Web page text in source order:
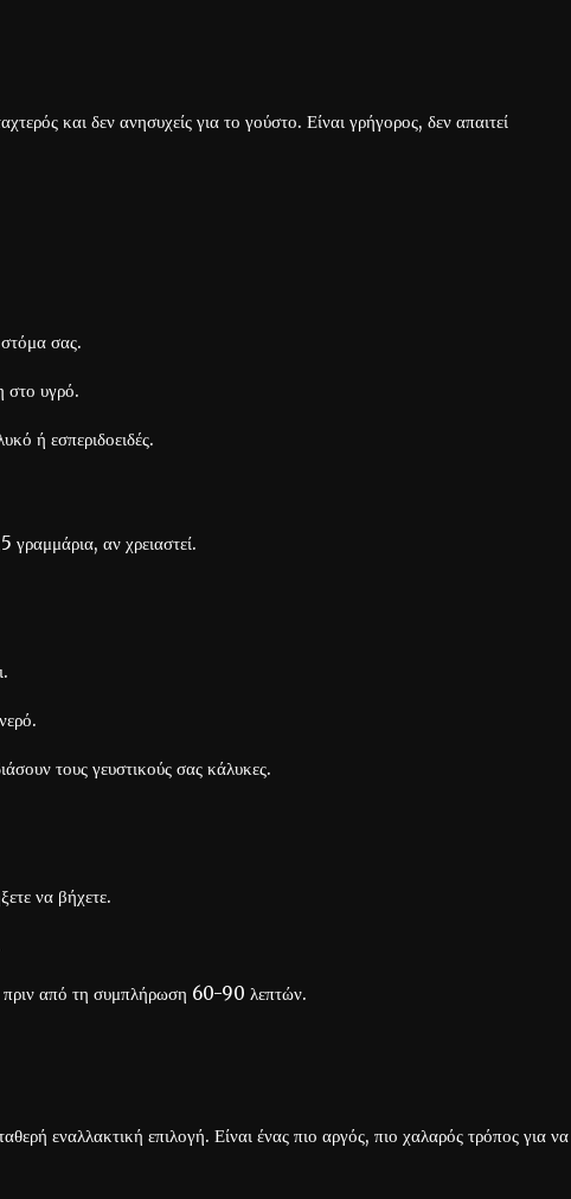
και δεν ανησυχείς για το γούστο. Είναι γρήγορος, δεν απαιτεί
σας.
στο υγρό.
ή εσπεριδοειδές.
αν χρειαστεί.
τους γευστικούς σας κάλυκες.
να βήχετε.
πριν από τη συμπλήρωση 60-90 λεπτών.
εναλλακτική επιλογή. Είναι ένας πιο αργός, πιο χαλαρός τρόπος για να